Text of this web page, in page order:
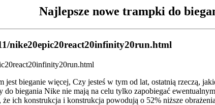
Najlepsze nowe trampki do
nike20epic20react20infinity20run.html
bieganie więcej, Czy jesteś w tym od lat, ostatnią rzeczą,
do biegania Nike nie mają na celu tylko zapobiegać
że ich konstrukcja i konstrukcja powodują o 52% niższe